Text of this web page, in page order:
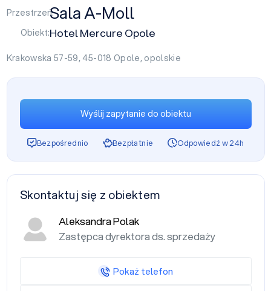
Przestrzeń:Sala A-Moll
Obiekt:Hotel Mercure Opole
Krakowska 57-59, 45-018 Opole, opolskie
Wyślij zapytanie do obiektu
Bezpośrednio Bezpłatnie Odpowiedź w 24h
Skontaktuj się z obiektem
Aleksandra Polak
Zastępca dyrektora ds. sprzedaży
Pokaż telefon